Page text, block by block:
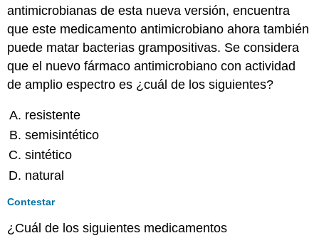
antimicrobianas de esta nueva versión, encuentra
que este medicamento antimicrobiano ahora también
puede matar bacterias grampositivas. Se considera
que el nuevo fármaco antimicrobiano con actividad
de amplio espectro es ¿cuál de los siguientes?
resistente
semisintético
sintético
natural
Contestar
¿Cuál de los siguientes medicamentos